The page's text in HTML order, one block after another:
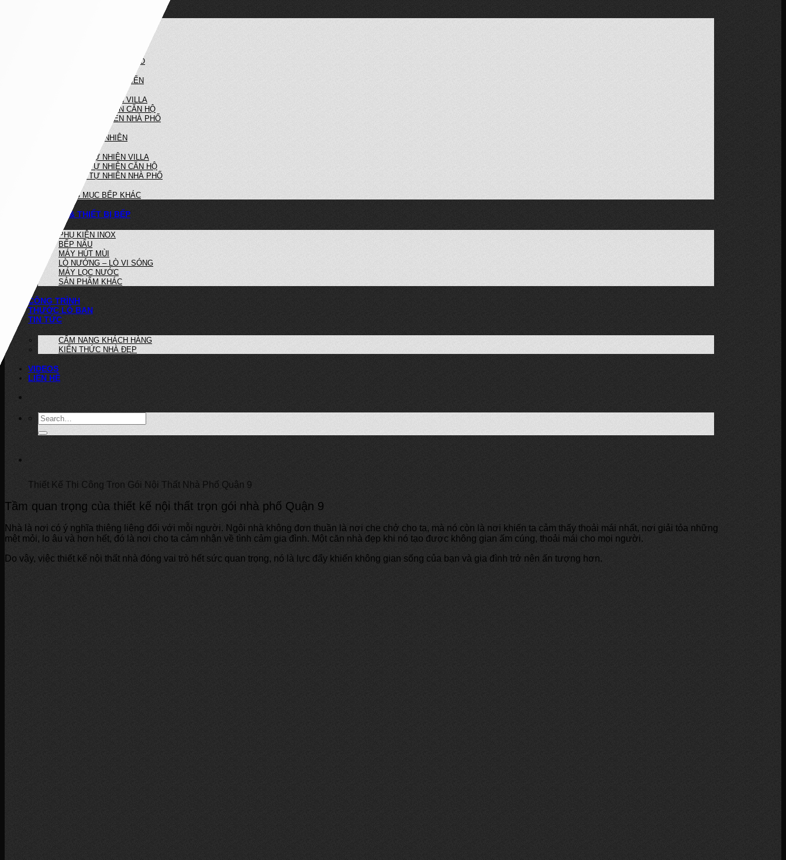
BẾP HIỆN ĐẠI NHÀ PHỐ
NHÀ BẾP TÂN CỔ ĐIỂN
BẾP TÂN CỔ ĐIỂN VILLA
BẾP TÂN CỔ ĐIỂN CĂN HỘ
BẾP TÂN CỔ ĐIỂN NHÀ PHỐ
BẾP GỖ TỰ NHIÊN
BẾP GỖ TỰ NHIÊN VILLA
BẾP GỖ TỰ NHIÊN CĂN HỘ
BẾP GỖ TỰ NHIÊN NHÀ PHỐ
HẠNG MỤC BẾP KHÁC
PHỤ KIỆN & THIẾT BỊ BẾP
PHỤ KIỆN INOX
BẾP NẤU
MÁY HÚT MÙI
LÒ NƯỚNG – LÒ VI SÓNG
MÁY LỌC NƯỚC
SẢN PHẨM KHÁC
CÔNG TRÌNH
THƯỚC LỖ BAN
TIN TỨC
CẨM NANG KHÁCH HÀNG
KIẾN THỨC NHÀ ĐẸP
VIDEOS
LIÊN HỆ
Thiết Kế Thi Công Trọn Gói Nội Thất Nhà Phố Quận 9
Tầm quan trọng của thiết kế nội thất trọn gói nhà phố Quận 9
Nhà là nơi có ý nghĩa thiêng liêng đối với mỗi người. Ngôi nhà không đơn thuần là nơi che chở cho ta, mà nó còn là nơi khiến ta cảm thấy thoải mái nhất, nơi giải tỏa những
mệt mỏi, lo âu và hơn hết, đó là nơi cho ta cảm nhận về tình cảm gia đình. Một căn nhà đẹp khi nó tạo được không gian ấm cúng, thoải mái cho mọi người.
Do vậy, việc thiết kế nội thất nhà đóng vai trò hết sức quan trọng, nó là lực đẩy khiến không gian sống của bạn và gia đình trở nên ấn tượng hơn.